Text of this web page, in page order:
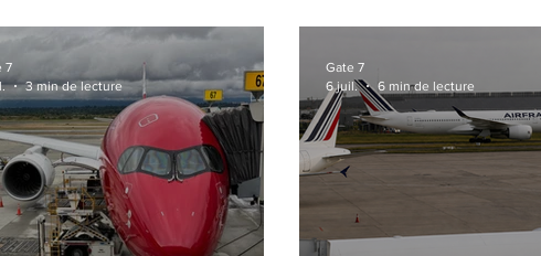
CDG
7
3 min de lecture
Gate 7
6 juil.
6 min de lecture